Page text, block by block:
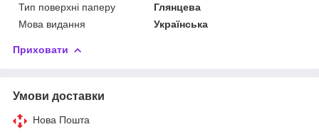
Тип поверхні паперу
Глянцева
Мова видання
Українська
Приховати
Умови доставки
Нова Пошта